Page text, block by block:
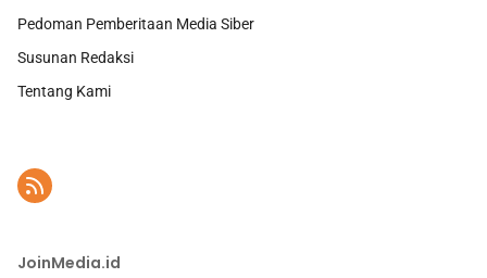
Pedoman Pemberitaan Media Siber
Susunan Redaksi
Tentang Kami
JoinMedia.id